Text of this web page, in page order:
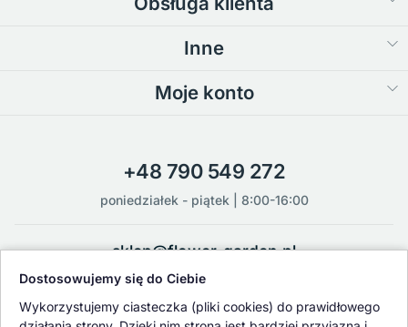
Inne
Moje konto
+48 790 549 272
poniedziałek - piątek | 8:00-16:00
sklep@flower-garden.pl
Oferowane przez nas rośliny i nasiona podlegają regularnej ścisłej
kontroli jakości oraz kontroli zdrowotnej przeprowadzanej przez
Dostosowujemy się do Ciebie
Wykorzystujemy ciasteczka (pliki cookies) do prawidłowego